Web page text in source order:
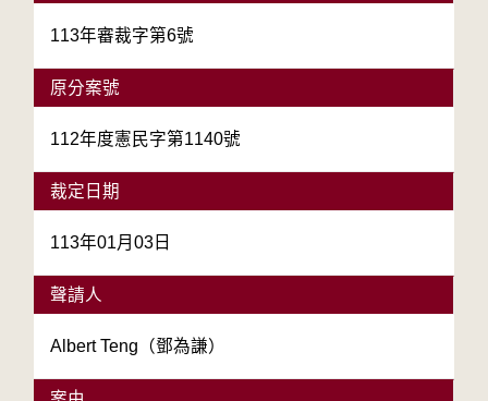
113年審裁字第6號
原分案號
112年度憲民字第1140號
裁定日期
113年01月03日
聲請人
Albert Teng（鄧為謙）